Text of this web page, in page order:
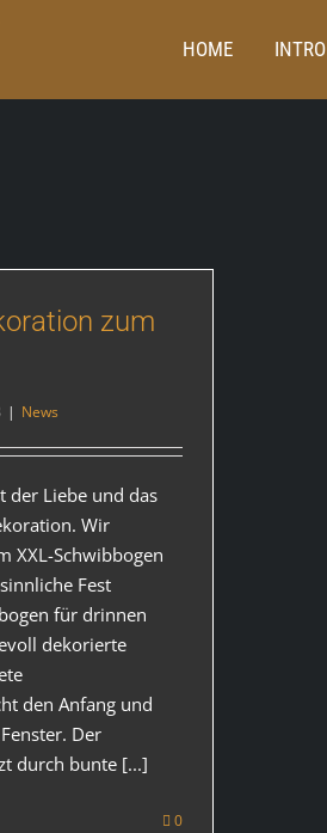
HOME INTRO
zum
| News
der Liebe und das
Wir
XXL-Schwibbogen
Fest
für drinnen
dekorierte
den Anfang und
Der
durch bunte [...]
0